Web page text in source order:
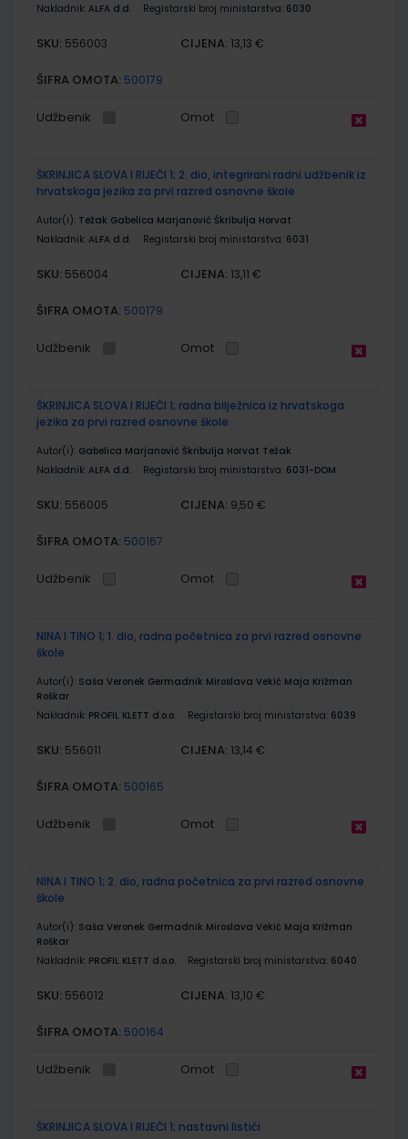
Nakladnik: ALFA d.d. Registarski broj ministarstva: 6030
SKU: 556003 CIJENA: 13,13 €
ŠIFRA OMOTA: 500179
Udžbenik Omot
ŠKRINJICA SLOVA I RIJEČI 1; 2. dio, integrirani radni udžbenik iz
hrvatskoga jezika za prvi razred osnovne škole
Autor(i): Težak Gabelica Marjanović Škribulja Horvat
Nakladnik: ALFA d.d. Registarski broj ministarstva: 6031
SKU: 556004 CIJENA: 13,11 €
ŠIFRA OMOTA: 500179
Udžbenik Omot
ŠKRINJICA SLOVA I RIJEČI 1; radna bilježnica iz hrvatskoga
jezika za prvi razred osnovne škole
Autor(i): Gabelica Marjanović Škribulja Horvat Težak
Nakladnik: ALFA d.d. Registarski broj ministarstva: 6031-DOM
SKU: 556005 CIJENA: 9,50 €
ŠIFRA OMOTA: 500167
Udžbenik Omot
NINA I TINO 1; 1. dio, radna početnica za prvi razred osnovne
škole
Autor(i): Saša Veronek Germadnik Miroslava Vekić Maja Križman
Roškar
Nakladnik: PROFIL KLETT d.o.o. Registarski broj ministarstva: 6039
SKU: 556011 CIJENA: 13,14 €
ŠIFRA OMOTA: 500165
Udžbenik Omot
NINA I TINO 1; 2. dio, radna početnica za prvi razred osnovne
škole
Autor(i): Saša Veronek Germadnik Miroslava Vekić Maja Križman
Roškar
Nakladnik: PROFIL KLETT d.o.o. Registarski broj ministarstva: 6040
SKU: 556012 CIJENA: 13,10 €
ŠIFRA OMOTA: 500164
Udžbenik Omot
ŠKRINJICA SLOVA I RIJEČI 1; nastavni listići